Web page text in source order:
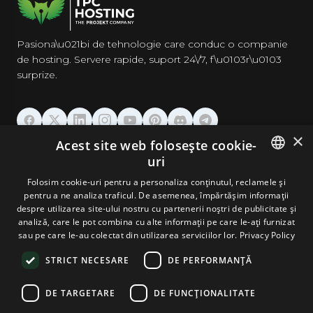
Pasiona\u021bi de tehnologie care conduc o companie
de hosting. Servere rapide, suport 24\/7, f\u0103r\u0103
surprize.
GĂZDUIRE
DOMENII & EMAIL
UNELTE & SECURITATE
COMPANIE
ENGLISH
GERMAN
ROMANIAN
×
Acest site web folosește cookie-
uri
Folosim cookie-uri pentru a personaliza conținutul, reclamele și
pentru a ne analiza traficul. De asemenea, împărtășim informații
despre utilizarea site-ului nostru cu partenerii noștri de publicitate și
analiză, care le pot combina cu alte informații pe care le-ați furnizat
sau pe care le-au colectat din utilizarea serviciilor lor. Privacy Policy
STRICT NECESARE DE PERFORMANȚĂ
DE TARGETARE DE FUNCŢIONALITATE